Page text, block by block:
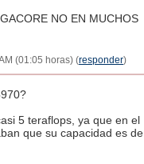
NO EN MUCHOS
(01:05 horas) (responder)
5 teraflops, ya que en el
que su capacidad es de